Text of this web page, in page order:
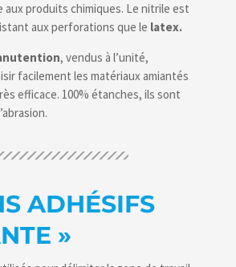
aux produits chimiques. Le nitrile est
aux perforations que le latex.
, vendus à l’unité,
facilement les matériaux amiantés
efficace. 100% étanches, ils sont
ADHÉSIFS
»